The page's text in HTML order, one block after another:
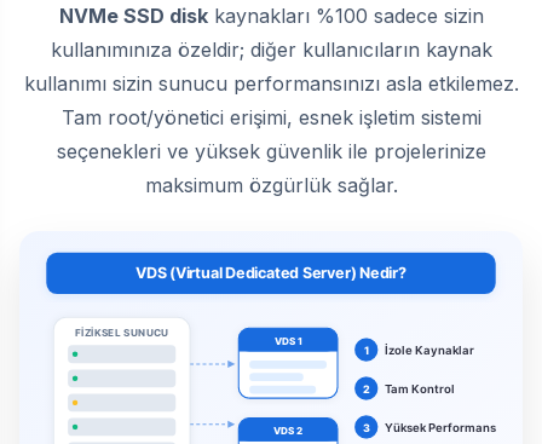
NVMe SSD diskkaynakları %100 sadece sizin
kullanımınıza özeldir; diğer kullanıcıların kaynak
kullanımı sizin sunucu performansınızı asla etkilemez.
Tam root/yönetici erişimi, esnek işletim sistemi
seçenekleri ve yüksek güvenlik ile projelerinize
maksimum özgürlük sağlar.